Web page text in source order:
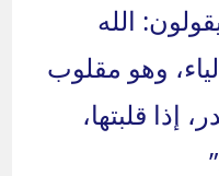
الله
وهو مقلوب
إذا قلبتها،